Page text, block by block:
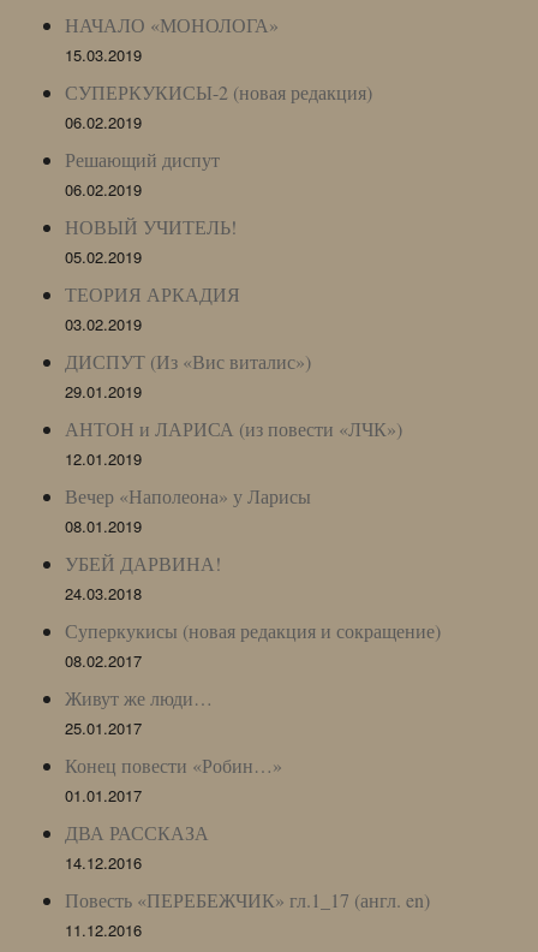
НАЧАЛО «МОНОЛОГА»
15.03.2019
СУПЕРКУКИСЫ-2 (новая редакция)
06.02.2019
Решающий диспут
06.02.2019
НОВЫЙ УЧИТЕЛЬ!
05.02.2019
ТЕОРИЯ АРКАДИЯ
03.02.2019
ДИСПУТ (Из «Вис виталис»)
29.01.2019
АНТОН и ЛАРИСА (из повести «ЛЧК»)
12.01.2019
Вечер «Наполеона» у Ларисы
08.01.2019
УБЕЙ ДАРВИНА!
24.03.2018
Суперкукисы (новая редакция и сокращение)
08.02.2017
Живут же люди…
25.01.2017
Конец повести «Робин…»
01.01.2017
ДВА РАССКАЗА
14.12.2016
Повесть «ПЕРЕБЕЖЧИК» гл.1_17 (англ. en)
11.12.2016